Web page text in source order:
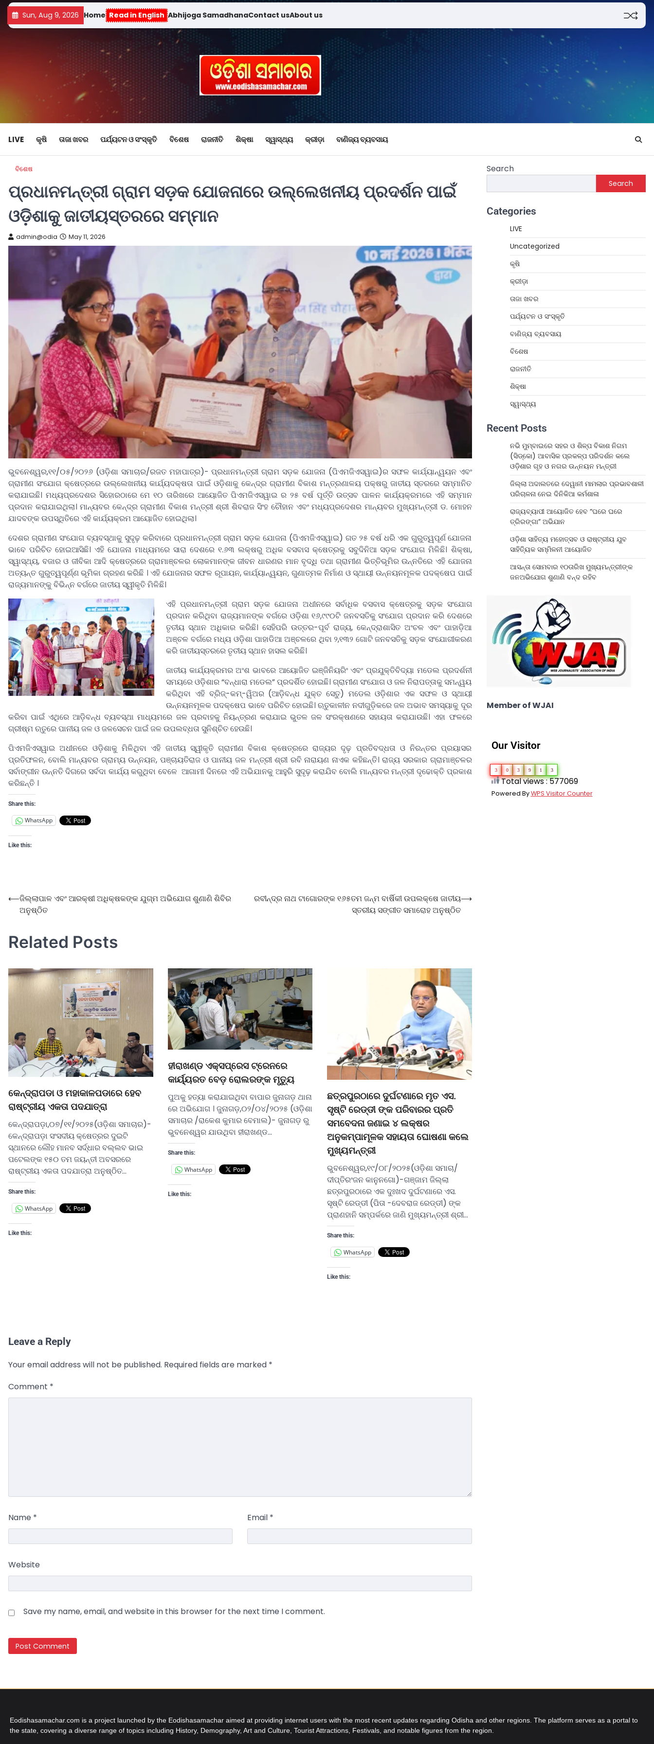
Sun, Aug 9, 2026 Home Read in English Abhijoga SamadhanaContact usAbout us
LIVE କୃଷି ତାଜା ଖବର ପର୍ଯ୍ୟଟନ ଓ ସଂସ୍କୃତି ବିଶେଷ ରାଜନୀତି ଶିକ୍ଷା ସ୍ୱାସ୍ଥ୍ୟ କ୍ରୀଡ଼ା ବାଣିଜ୍ୟ ବ୍ୟବସାୟ
ବିଶେଷ
ପ୍ରଧାନମନ୍ତ୍ରୀ ଗ୍ରାମ ସଡ଼କ ଯୋଜନାରେ ଉଲ୍ଲେଖନୀୟ ପ୍ରଦର୍ଶନ ପାଇଁ
ଓଡ଼ିଶାକୁ ଜାତୀୟସ୍ତରରେ ସମ୍ମାନ
admin@odia May 11, 2026
ଭୁବନେଶ୍ୱର,୧୧/୦୫/୨୦୨୬ (ଓଡ଼ିଶା ସମାଚାର/ରଜତ ମହାପାତ୍ର)- ପ୍ରଧାନମନ୍ତ୍ରୀ ଗ୍ରାମ ସଡ଼କ ଯୋଜନା (ପିଏମଜିଏସୱାଇ)ର ସଫଳ କାର୍ଯ୍ୟାନ୍ୱୟନ ଏବଂ
ଗ୍ରାମୀଣ ସଂଯୋଗ କ୍ଷେତ୍ରରେ ଉଲ୍ଲେଖନୀୟ କାର୍ଯ୍ୟଦକ୍ଷତା ପାଇଁ ଓଡ଼ିଶାକୁ କେନ୍ଦ୍ର ଗ୍ରାମୀଣ ବିକାଶ ମନ୍ତ୍ରଣାଳୟ ପକ୍ଷରୁ ଜାତୀୟ ସ୍ତରରେ ସମ୍ମାନିତ
କରାଯାଇଛି। ମଧ୍ୟପ୍ରଦେଶର ସିହୋରଠାରେ ମେ ୧୦ ତାରିଖରେ ଆୟୋଜିତ ପିଏମଜିଏସୱାଇ ର ୨୫ ବର୍ଷ ପୂର୍ତ୍ତି ଉତ୍ସବ ପାଳନ କାର୍ଯ୍ୟକ୍ରମରେ ଏହି ସମ୍ମାନ
ପ୍ରଦାନ କରାଯାଇଥିଲା। ମାନ୍ୟବର କେନ୍ଦ୍ର ଗ୍ରାମୀଣ ବିକାଶ ମନ୍ତ୍ରୀ ଶ୍ରୀ ଶିବରାଜ ସିଂହ ଚୌହାନ ଏବଂ ମଧ୍ୟପ୍ରଦେଶର ମାନ୍ୟବର ମୁଖ୍ୟମନ୍ତ୍ରୀ ଡ. ମୋହନ
ଯାଦବଙ୍କ ଉପସ୍ଥିତିରେ ଏହି କାର୍ଯ୍ୟକ୍ରମ ଆୟୋଜିତ ହୋଇଥିଲା।
ଦେଶର ଗ୍ରାମୀଣ ସଂଯୋଗ ବ୍ୟବସ୍ଥାକୁ ସୁଦୃଢ଼ କରିବାରେ ପ୍ରଧାନମନ୍ତ୍ରୀ ଗ୍ରାମ ସଡ଼କ ଯୋଜନା (ପିଏମଜିଏସୱାଇ) ଗତ ୨୫ ବର୍ଷ ଧରି ଏକ ଗୁରୁତ୍ୱପୂର୍ଣ ଯୋଜନା
ଭାବେ ପରିଚିତ ହୋଇଆସିଛି। ଏହି ଯୋଜନା ମାଧ୍ୟମରେ ସାରା ଦେଶରେ ୧.୬୩ ଲକ୍ଷରୁ ଅଧିକ ବସବାସ କ୍ଷେତ୍ରକୁ ସବୁଦିନିଆ ସଡ଼କ ସଂଯୋଗ ମିଳିଛି। ଶିକ୍ଷା,
ସ୍ୱାସ୍ଥ୍ୟ, ବଜାର ଓ ଜୀବିକା ଆଦି କ୍ଷେତ୍ରରେ ଗ୍ରାମାଞ୍ଚଳର ଲୋକମାନଙ୍କ ଜୀବନ ଧାରଣର ମାନ ବୃଦ୍ଧି ତଥା ଗ୍ରାମୀଣ ଭିତ୍ତିଭୂମିର ଉନ୍ନତିରେ ଏହି ଯୋଜନା
ଅତ୍ୟନ୍ତ ଗୁରୁତ୍ୱପୂର୍ଣ୍ଣ ଭୂମିକା ଗ୍ରହଣ କରିଛି । ଏହି ଯୋଜନାର ସଫଳ ରୂପାୟନ, କାର୍ଯ୍ୟାନ୍ୱୟନ, ଗୁଣାତ୍ମକ ନିର୍ମାଣ ଓ ସ୍ଥାୟୀ ଉନ୍ନୟନମୂଳକ ପଦକ୍ଷେପ ପାଇଁ
ରାଜ୍ୟମାନଙ୍କୁ ବିଭିନ୍ନ ବର୍ଗରେ ଜାତୀୟ ସ୍ୱୀକୃତି ମିଳିଛି।
ଏହି ପ୍ରଧାନମନ୍ତ୍ରୀ ଗ୍ରାମ ସଡ଼କ ଯୋଜନା ଅଧୀନରେ ସର୍ବାଧିକ ବସବାସ କ୍ଷେତ୍ରକୁ ସଡ଼କ ସଂଯୋଗ
ପ୍ରଦାନ କରିଥିବା ରାଜ୍ୟମାନଙ୍କ ବର୍ଗରେ ଓଡ଼ିଶା ୧୬,୯୯୦ଟି ଜନବସତିକୁ ସଂଯୋଗ ପ୍ରଦାନ କରି ଦେଶରେ
ତୃତୀୟ ସ୍ଥାନ ଅଧିକାର କରିଛି। ସେହିପରି ଉତ୍ତର-ପୂର୍ବ ରାଜ୍ୟ, କେନ୍ଦ୍ରାଶାସିତ ଅଂଚଳ ଏବଂ ପାହାଡ଼ିଆ
ଅଞ୍ଚଳ ବର୍ଗରେ ମଧ୍ୟ ଓଡ଼ିଶା ପାହାଡିଆ ଅଞ୍ଚଳରେ ଥିବା ୨,୧୩୨ ଗୋଟି ଜନବସତିକୁ ସଡ଼କ ସଂଯୋଗୀକରଣ
କରି ଜାତୀୟସ୍ତରରେ ତୃତୀୟ ସ୍ଥାନ ହାସଲ କରିଛି।
ଜାତୀୟ କାର୍ଯ୍ୟକ୍ରମର ଅଂଶ ଭାବରେ ଆୟୋଜିତ ଇଞ୍ଜିନିୟରିଂ ଏବଂ ପ୍ରଯୁକ୍ତିବିଦ୍ୟା ମଡେଲ ପ୍ରଦର୍ଶନୀ
ସମୟରେ ଓଡ଼ିଶାର “ବନ୍ଧାରା ମଡେଲ” ପ୍ରଦର୍ଶିତ ହୋଇଛି। ଗ୍ରାମୀଣ ସଂଯୋଗ ଓ ଜଳ ନିରାପତ୍ତାକୁ ସମନ୍ୱୟ
କରିଥିବା ଏହି ବ୍ରିଜ୍-କମ୍-ୱିଅର (ଆଡ଼ିବନ୍ଧ ଯୁକ୍ତ ସେତୁ) ମଡେଲ ଓଡ଼ିଶାର ଏକ ସଫଳ ଓ ସ୍ଥାୟୀ
ଉନ୍ନୟନମୂଳକ ପଦକ୍ଷେପ ଭାବେ ପରିଚିତ ହୋଇଛି। ଋତୁକାଳୀନ ନଦୀଗୁଡ଼ିକରେ ଜଳ ଅଭାବ ସମସ୍ୟାକୁ ଦୂର
କରିବା ପାଇଁ ଏଥିରେ ଆଡ଼ିବନ୍ଧ ବ୍ୟବସ୍ଥା ମାଧ୍ୟମରେ ଜଳ ପ୍ରବାହକୁ ନିୟନ୍ତ୍ରଣ କରାଯାଇ ଭୁତଳ ଜଳ ସଂରକ୍ଷଣରେ ସହାୟତା କରାଯାଉଛି। ଏହା ଫଳରେ
ଗ୍ରୀଷ୍ମ ଋତୁରେ ପାନୀୟ ଜଳ ଓ ଜଳସେଚନ ପାଇଁ ଜଳ ଉପଲବ୍ଧତା ସୁନିଶ୍ଚିତ ହେଉଛି।
ପିଏମଜିଏସୱାଇ ଅଧୀନରେ ଓଡ଼ିଶାକୁ ମିଳିଥିବା ଏହି ଜାତୀୟ ସ୍ୱୀକୃତି ଗ୍ରାମୀଣ ବିକାଶ କ୍ଷେତ୍ରରେ ରାଜ୍ୟର ଦୃଢ଼ ପ୍ରତିବଦ୍ଧତା ଓ ନିରନ୍ତର ପ୍ରୟାସର
ପ୍ରତିଫଳନ, ବୋଲି ମାନ୍ୟବର ଗ୍ରାମ୍ୟ ଉନ୍ନୟନ, ପଞ୍ଚାୟତିରାଜ ଓ ପାନୀୟ ଜଳ ମନ୍ତ୍ରୀ ଶ୍ରୀ ରବି ନାରାୟଣ ନାଏକ କହିଛନ୍ତି। ରାଜ୍ୟ ସରକାର ଗ୍ରାମାଞ୍ଚଳର
ସର୍ବାଙ୍ଗୀନ ଉନ୍ନତି ଦିଗରେ ସର୍ବଦା କାର୍ଯ୍ୟ କରୁଥିବା ବେଳେ ଆଗାମୀ ଦିନରେ ଏହି ଅଭିଯାନକୁ ଆହୁରି ସୁଦୃଢ଼ କରାଯିବ ବୋଲି ମାନ୍ୟବର ମନ୍ତ୍ରୀ ଦୃଢୋକ୍ତି ପ୍ରକାଶ
କରିଛନ୍ତି ।
Share this:
WhatsApp
Like this:
⟵ଜିଲ୍ଲାପାଳ ଏବଂ ଆରକ୍ଷୀ ଅଧିକ୍ଷକଙ୍କ ଯୁଗ୍ମ ଅଭିଯୋଗ ଶୁଣାଣି ଶିବିର
ଅନୁଷ୍ଠିତ
ରବୀନ୍ଦ୍ର ନାଥ ଟାଗୋରଙ୍କ ୧୬୫ତମ ଜନ୍ମ ବାର୍ଷିକୀ ଉପଲକ୍ଷେ ଜାତୀୟ
ସ୍ତରୀୟ ସଙ୍ଗୀତ ସମାରୋହ ଅନୁଷ୍ଠିତ
⟶
Related Posts
କେନ୍ଦ୍ରାପଡା ଓ ମହାକାଳପଡାରେ ହେବ
ରାଷ୍ଟ୍ରୀୟ ଏକତା ପଦଯାତ୍ରା
କେନ୍ଦ୍ରାପଡ଼ା,୦୭/୧୧/୨୦୨୫(ଓଡ଼ିଶା ସମାଚାର)-
କେନ୍ଦ୍ରାପଡ଼ା ସଂସଦୀୟ କ୍ଷେତ୍ରର ଦୁଇଟି
ସ୍ଥାନରେ ଲୌହ ମାନବ ସର୍ଦ୍ଧାର ବଲ୍ଲବ ଭାଇ
ପଟେଲଙ୍କ ୧୫୦ ତମ ଜୟନ୍ତୀ ଅବସରରେ
ରାଷ୍ଟ୍ରୀୟ ଏକତା ପଦଯାତ୍ରା ଅନୁଷ୍ଠିତ…
Share this:
WhatsApp
Like this:
ହୀରାଖଣ୍ଡ ଏକ୍ସପ୍ରେସ ଟ୍ରେନରେ
କାର୍ୟ୍ୟରତ ବେଡ଼ ରୋଲରଙ୍କ ମୃତ୍ୟୁ
ପୁଅକୁ ହତ୍ୟା କରାଯାଇଥିବା ବାପାର ଜୁନାଗଡ଼ ଥାନା
ରେ ଅଭିଯୋଗ । ଜୁନାଗଡ଼,୦୨/୦୪/୨୦୨୫ (ଓଡ଼ିଶା
ସମାଚାର /ରାକେଶ କୁମାର ବେମାଲ)- ଜୁନାଗଡ଼ ରୁ
ଭୁବନେଶ୍ୱର ଯାଉଥିବା ହୀରାଖଣ୍ଡ…
Share this:
WhatsApp
Like this:
ଛତ୍ରପୁରଠାରେ ଦୁର୍ଘଟଣାରେ ମୃତ ଏସ.
ସୃଷ୍ଟି ରେଡ୍ଡୀ ଙ୍କ ପରିବାରର ପ୍ରତି
ସମବେଦନା ଜଣାଇ ୪ ଲକ୍ଷର
ଅନୁକମ୍ପାମୂଳକ ସହାୟତା ଘୋଷଣା କଲେ
ମୁଖ୍ୟମନ୍ତ୍ରୀ
ଭୁବନେଶ୍ୱର,୧୯/୦୮/୨୦୨୫(ଓଡ଼ିଶା ସମାଚା/
ଦୀପ୍ତିରଂଜନ କାନୁନଗୋ)-ଗଞ୍ଜାମ ଜିଲ୍ଲା
ଛତ୍ରପୁରଠାରେ ଏକ ଦୁଃଖଦ ଦୁର୍ଘଟଣାରେ ଏସ.
ସୃଷ୍ଟି ରେଡ୍ଡୀ (ପିତା -ଦେବରାଜ ରେଡ୍ଡୀ) ଙ୍କ
ପ୍ରାଣହାନି ସମ୍ପର୍କରେ ଜାଣି ମୁଖ୍ୟମନ୍ତ୍ରୀ ଶ୍ରୀ…
Share this:
WhatsApp
Like this:
Leave a Reply
Your email address will not be published. Required fields are marked *
Comment *
Name * Email *
Website
Save my name, email, and website in this browser for the next time I comment.
Search
Search
Categories
LIVE
Uncategorized
କୃଷି
କ୍ରୀଡ଼ା
ତାଜା ଖବର
ପର୍ଯ୍ୟଟନ ଓ ସଂସ୍କୃତି
ବାଣିଜ୍ୟ ବ୍ୟବସାୟ
ବିଶେଷ
ରାଜନୀତି
ଶିକ୍ଷା
ସ୍ୱାସ୍ଥ୍ୟ
Recent Posts
ନଭି ମୁମ୍ବାଇରେ ସହର ଓ ଶିଳ୍ପ ବିକାଶ ନିଗମ
(ସିଡ୍‌କୋ) ଆବାସିକ ପ୍ରକଳ୍ପ ପରିଦର୍ଶନ କଲେ
ଓଡ଼ିଶାର ଗୃହ ଓ ନଗର ଉନ୍ନୟନ ମନ୍ତ୍ରୀ
ଜିଲ୍ଲା ଅଦାଲତରେ ଦେୱାନୀ ମାମଲାର ପ୍ରଭାବଶାଳୀ
ପରିଚାଳନା ନେଇ ଦିନିକିଆ କର୍ମଶାଳା
ରାଜ୍ୟବ୍ୟାପୀ ଆୟୋଜିତ ହେବ “ଘରେ ଘରେ
ତ୍ରିରଙ୍ଗା” ଅଭିଯାନ
ଓଡ଼ିଶା ସାହିତ୍ୟ ମହୋତ୍ସବ ଓ ରାଷ୍ଟ୍ରୀୟ ଯୁବ
ସାହିତ୍ୟିକ ସମ୍ମିଳନୀ ଆୟୋଜିତ
ଆସନ୍ତା ସୋମବାର ୧୦ତାରିଖ ମୁଖ୍ୟମନ୍ତ୍ରୀଙ୍କ
ଜନଅଭିଯୋଗ ଶୁଣାଣି ବନ୍ଦ ରହିବ
Member of WJAI
Our Visitor
3 0 3 9 1 3
Total views : 577069
Powered ByWPS Visitor Counter
Eodishasamachar.com is a project launched by the Eodishasamachar aimed at providing internet users with the most recent updates regarding Odisha and other regions. The platform serves as a portal to
the state, covering a diverse range of topics including History, Demography, Art and Culture, Tourist Attractions, Festivals, and notable figures from the region.